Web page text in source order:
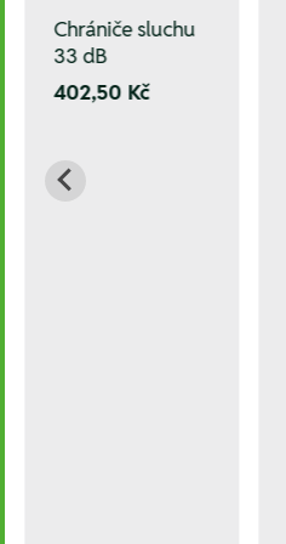
Chrániče sluchu
33 dB
402,50 Kč